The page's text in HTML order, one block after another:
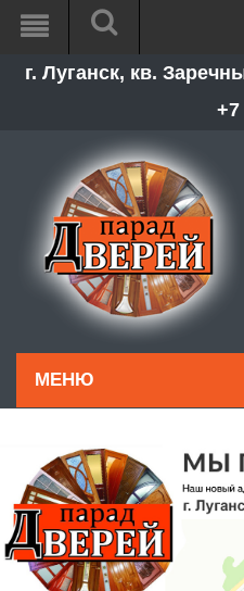
г. Луганск, кв.
+7
МЕНЮ